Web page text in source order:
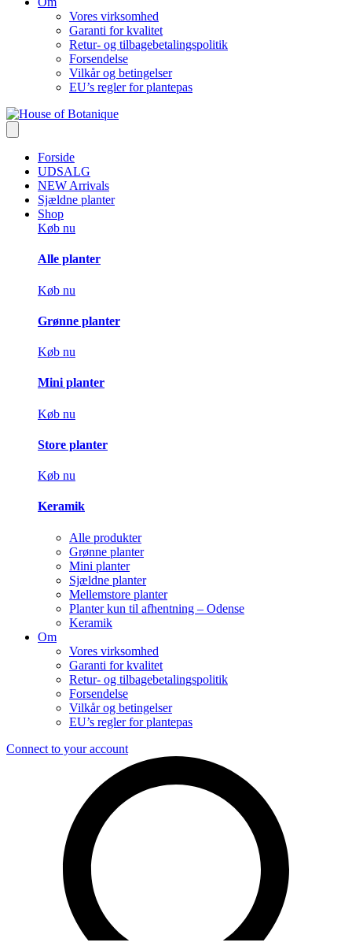
Vores virksomhed
Garanti for kvalitet
Retur- og tilbagebetalingspolitik
Forsendelse
Vilkår og betingelser
EU’s regler for plantepas
Forside
UDSALG
NEW Arrivals
Sjældne planter
Shop
Køb nu
Alle planter
Køb nu
Grønne planter
Køb nu
Mini planter
Køb nu
Store planter
Køb nu
Keramik
Alle produkter
Grønne planter
Mini planter
Sjældne planter
Mellemstore planter
Planter kun til afhentning – Odense
Keramik
Om
Vores virksomhed
Garanti for kvalitet
Retur- og tilbagebetalingspolitik
Forsendelse
Vilkår og betingelser
EU’s regler for plantepas
Connect to your account